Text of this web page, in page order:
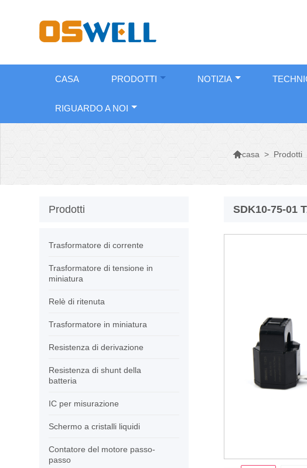
CASA PRODOTTI NOTIZIA
RIGUARDO A NOI
casa > Prodotti
SDK10-75-01
Prodotti
Trasformatore di corrente
Trasformatore di tensione in
miniatura
Relè di ritenuta
Trasformatore in miniatura
Resistenza di derivazione
Resistenza di shunt della
batteria
IC per misurazione
Schermo a cristalli liquidi
Contatore del motore passo-
passo